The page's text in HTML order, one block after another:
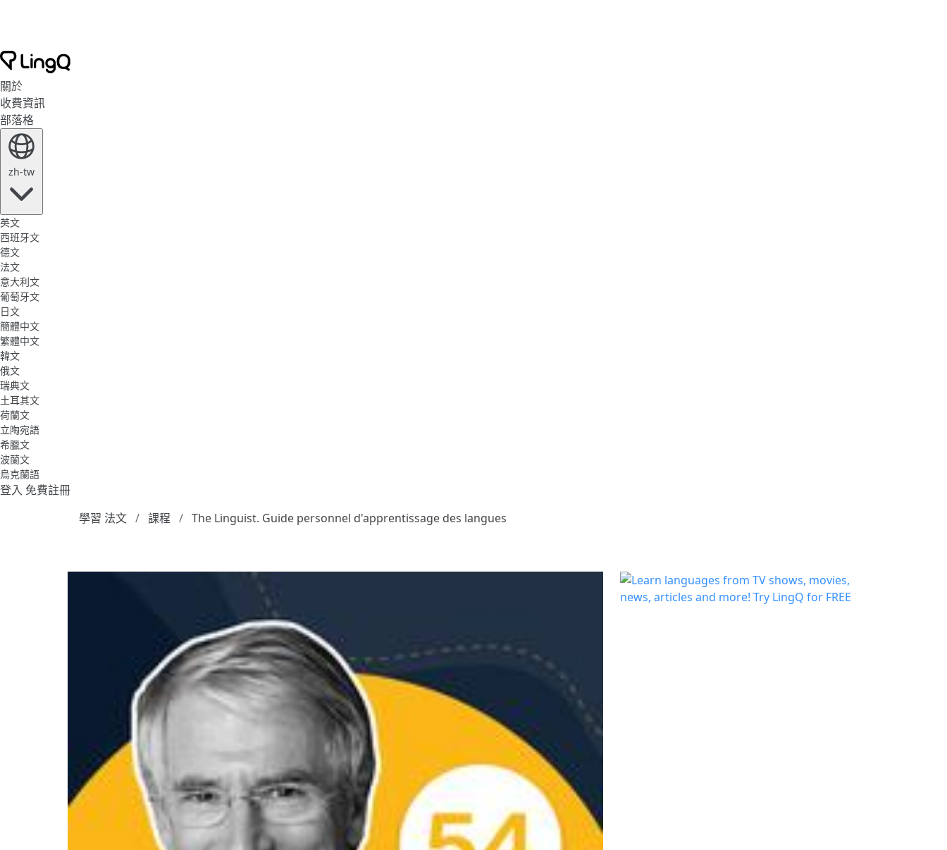
關於
收費資訊
部落格
zh-tw
英文
西班牙文
德文
法文
意大利文
葡萄牙文
日文
簡體中文
繁體中文
韓文
俄文
瑞典文
土耳其文
荷蘭文
立陶宛語
希臘文
波蘭文
烏克蘭語
登入 免費註冊
學習 法文
課程 The Linguist. Guide personnel d'apprentissage des langues